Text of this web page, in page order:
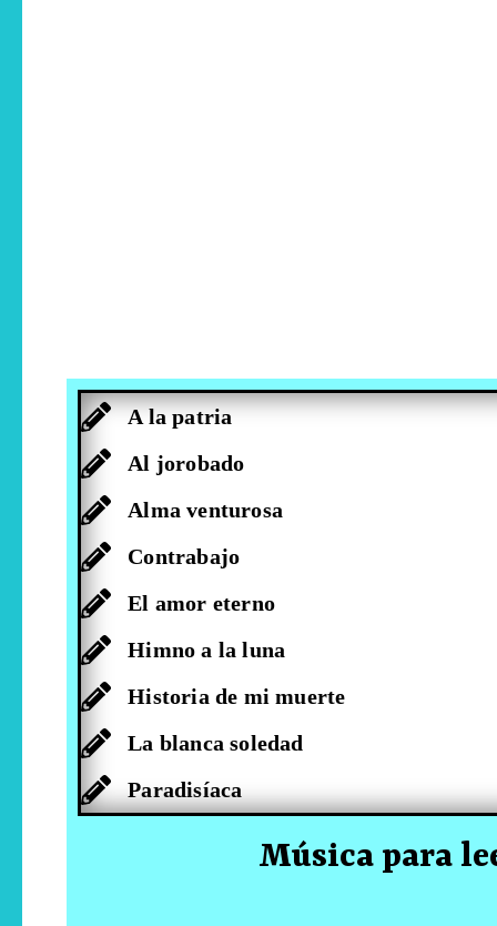
A la patria
Al jorobado
Alma venturosa
Contrabajo
El amor eterno
Himno a la luna
Historia de mi muerte
La blanca soledad
Paradisíaca
Música para